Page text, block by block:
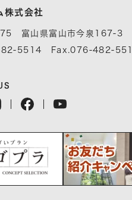
株式会社
富山県富山市今泉167-3
5514 Fax.076-482-